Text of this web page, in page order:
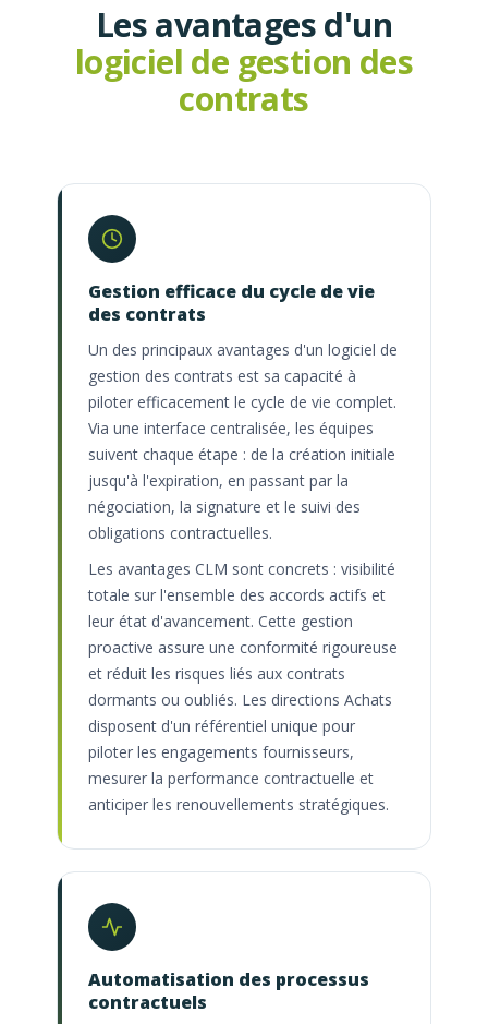
Les avantages d'un
logiciel de gestion des
contrats
Gestion efficace du cycle de vie
des contrats
Un des principaux avantages d'un logiciel de
gestion des contrats est sa capacité à
piloter efficacement le cycle de vie complet.
Via une interface centralisée, les équipes
suivent chaque étape : de la création initiale
jusqu'à l'expiration, en passant par la
négociation, la signature et le suivi des
obligations contractuelles.
Les avantages CLM sont concrets : visibilité
totale sur l'ensemble des accords actifs et
leur état d'avancement. Cette gestion
proactive assure une conformité rigoureuse
et réduit les risques liés aux contrats
dormants ou oubliés. Les directions Achats
disposent d'un référentiel unique pour
piloter les engagements fournisseurs,
mesurer la performance contractuelle et
anticiper les renouvellements stratégiques.
Automatisation des processus
contractuels